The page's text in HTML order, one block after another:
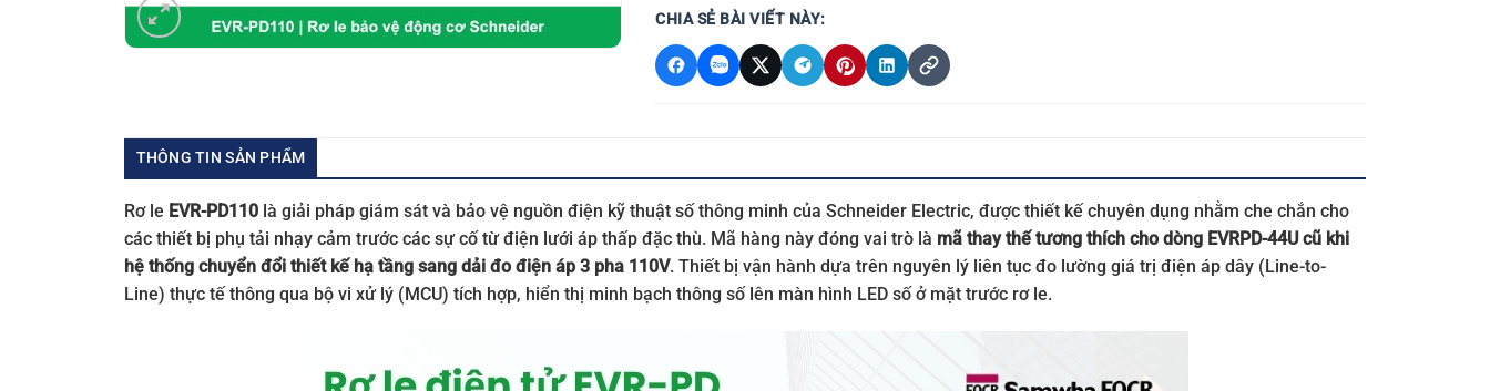
CHIA SẺ BÀI VIẾT NÀY:
THÔNG TIN SẢN PHẨM
Rơ le EVR-PD110 là giải pháp giám sát và bảo vệ nguồn điện kỹ thuật số thông minh của Schneider Electric, được thiết kế chuyên dụng nhằm che chắn cho
các thiết bị phụ tải nhạy cảm trước các sự cố từ điện lưới áp thấp đặc thù. Mã hàng này đóng vai trò là mã thay thế tương thích cho dòng EVRPD-44U cũ khi
hệ thống chuyển đổi thiết kế hạ tầng sang dải đo điện áp 3 pha 110V. Thiết bị vận hành dựa trên nguyên lý liên tục đo lường giá trị điện áp dây (Line-to-
Line) thực tế thông qua bộ vi xử lý (MCU) tích hợp, hiển thị minh bạch thông số lên màn hình LED số ở mặt trước rơ le.